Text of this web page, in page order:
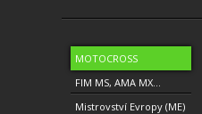
MOTOCROSS
FIM MS, AMA MX...
Mistrovství Evropy (ME)